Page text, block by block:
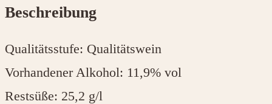
Beschreibung
Qualitätsstufe: Qualitätswein
Vorhandener Alkohol: 11,9% vol
Restsüße: 25,2 g/l